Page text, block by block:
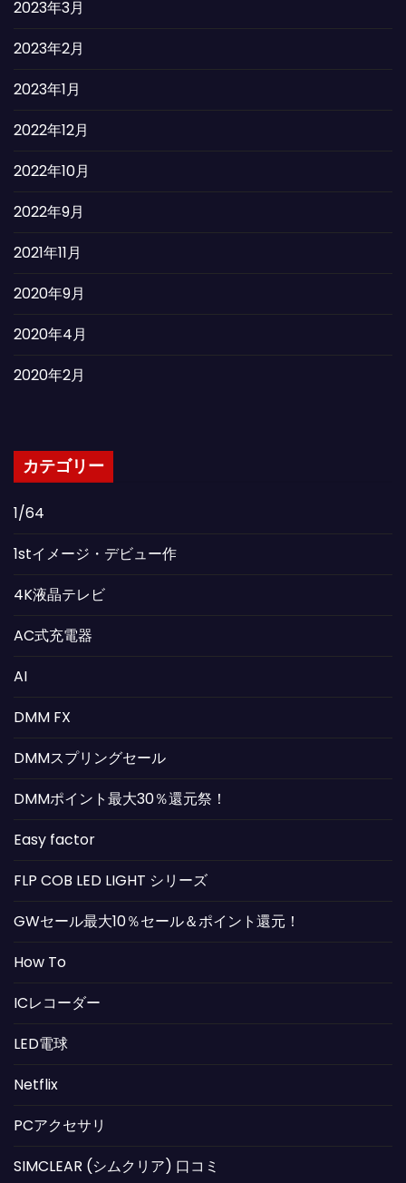
2023年3月
2023年2月
2023年1月
2022年12月
2022年10月
2022年9月
2021年11月
2020年9月
2020年4月
2020年2月
カテゴリー
1/64
1stイメージ・デビュー作
4K液晶テレビ
AC式充電器
AI
DMM FX
DMMスプリングセール
DMMポイント最大30％還元祭！
Easy factor
FLP COB LED LIGHT シリーズ
GWセール最大10％セール＆ポイント還元！
How To
ICレコーダー
LED電球
Netflix
PCアクセサリ
SIMCLEAR (シムクリア) 口コミ